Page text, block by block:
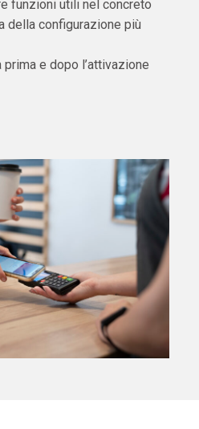
funzioni utili nel concreto
della configurazione più
e dopo l’attivazione